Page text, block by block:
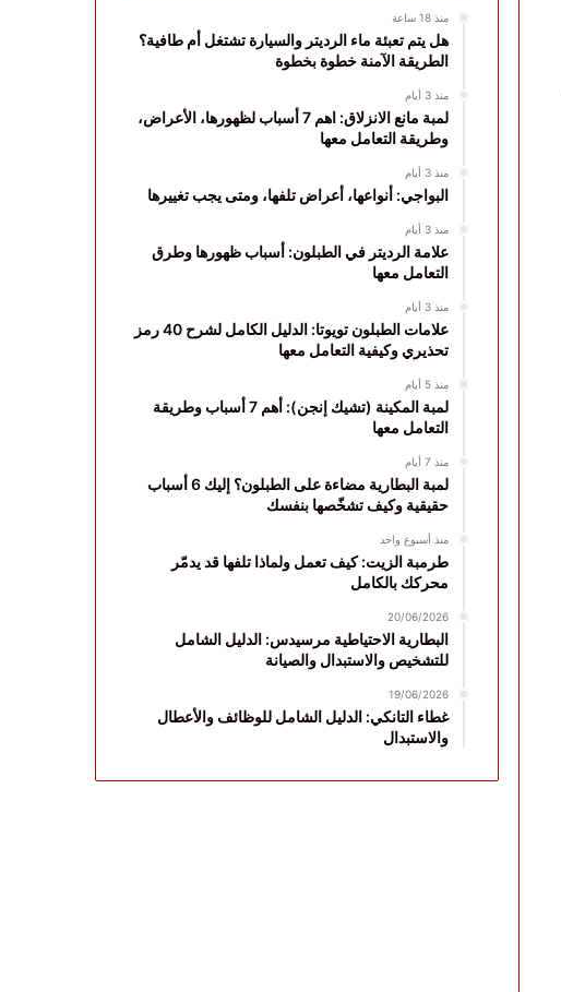
منذ 18 ساعة
هل يتم تعبئة ماء الرديتر والسيارة تشتغل أم طافية؟
الطريقة الآمنة خطوة بخطوة
منذ 3 أيام
لمبة مانع الانزلاق: اهم 7 أسباب لظهورها، الأعراض،
وطريقة التعامل معها
منذ 3 أيام
البواجي: أنواعها، أعراض تلفها، ومتى يجب تغييرها
منذ 3 أيام
علامة الرديتر في الطبلون: أسباب ظهورها وطرق
التعامل معها
منذ 3 أيام
علامات الطبلون تويوتا: الدليل الكامل لشرح 40 رمز
تحذيري وكيفية التعامل معها
منذ 5 أيام
لمبة المكينة (تشيك إنجن): أهم 7 أسباب وطريقة
التعامل معها
منذ 7 أيام
لمبة البطارية مضاءة على الطبلون؟ إليك 6 أسباب
حقيقية وكيف تشخّصها بنفسك
منذ أسبوع واحد
طرمبة الزيت: كيف تعمل ولماذا تلفها قد يدمّر
محركك بالكامل
20/06/2026
البطارية الاحتياطية مرسيدس: الدليل الشامل
للتشخيص والاستبدال والصيانة
19/06/2026
غطاء التانكي: الدليل الشامل للوظائف والأعطال
والاستبدال